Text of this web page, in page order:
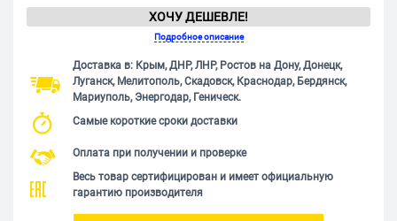
ХОЧУ ДЕШЕВЛЕ!
Подробное описание
Доставка в: Крым, ДНР, ЛНР, Ростов на Дону, Донецк,
Луганск, Мелитополь, Скадовск, Краснодар, Бердянск,
Мариуполь, Энергодар, Геническ.
Самые короткие сроки доставки
Оплата при получении и проверке
Весь товар сертифицирован и имеет официальную
гарантию производителя